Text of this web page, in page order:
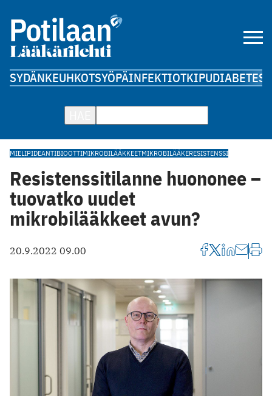
SYDÄNKEUHKOTSYÖPÄINFEKTIOTKIPUDIABETES
MIELIPIDEANTIBIOOTTIMIKROBILÄÄKKEETMIKROBILÄÄKERESISTENSSI
Resistenssitilanne huononee –
tuovatko uudet
mikrobilääkkeet avun?
20.9.2022 09.00